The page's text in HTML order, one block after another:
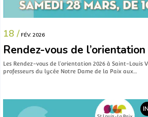
18 / FÉV. 2026
Rendez-vous de
Les Rendez-vous de l’orientation 2026 à Saint-Louis
professeurs du lycée Notre Dame de la Paix aux…